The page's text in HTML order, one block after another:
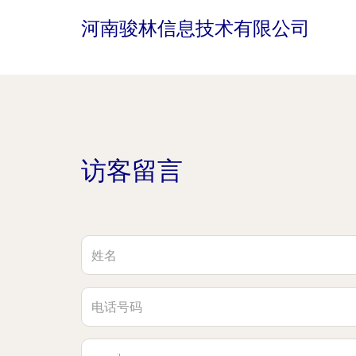
河南骏林信息技术有限公司
访客留言